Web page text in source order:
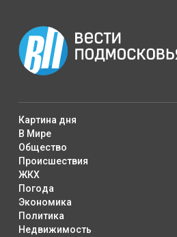
Картина дня
В Мире
Общество
Происшествия
ЖКХ
Погода
Экономика
Политика
Недвижимость